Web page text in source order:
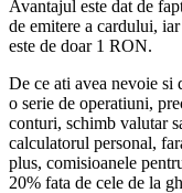
Avantajul este dat de
de emitere a cardului,
este de doar 1 RON.
De ce ati avea nevoie si
o serie de operatiuni,
conturi, schimb valutar
calculatorul personal,
plus, comisioanele
20% fata de cele de la